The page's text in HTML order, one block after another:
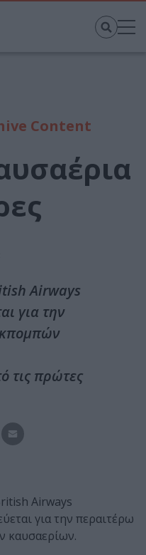
Content
Airways
για την
τις πρώτες
Airways
για την περαιτέρω
καυσαερίων.